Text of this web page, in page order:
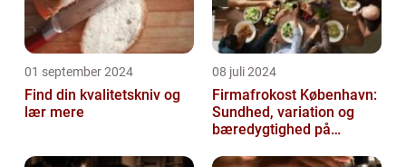
01 september 2024
Find din kvalitetskniv og
lær mere
08 juli 2024
Firmafrokost København:
Sundhed, variation og
bæredygtighed på